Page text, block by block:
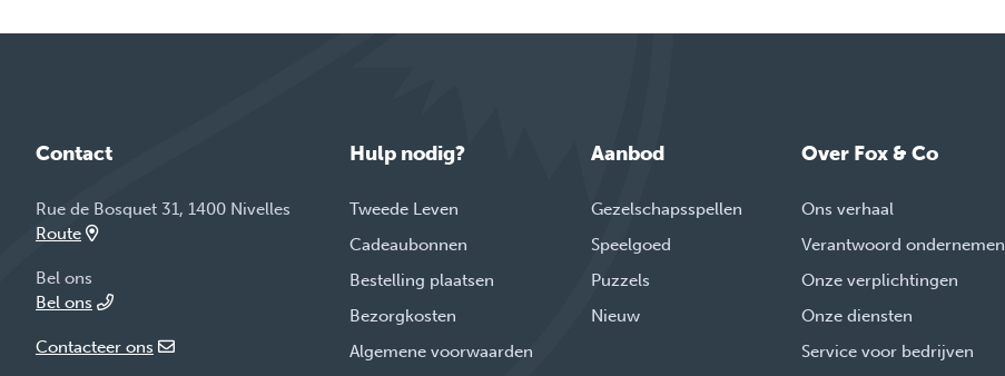
Contact
Rue de Bosquet 31, 1400 Nivelles
Route
Bel ons
Bel ons
Contacteer ons
Hulp nodig?
Tweede Leven
Cadeaubonnen
Bestelling plaatsen
Bezorgkosten
Algemene voorwaarden
Aanbod
Gezelschapsspellen
Speelgoed
Puzzels
Nieuw
Over Fox & Co
Ons verhaal
Verantwoord ondernemen
Onze verplichtingen
Onze diensten
Service voor bedrijven